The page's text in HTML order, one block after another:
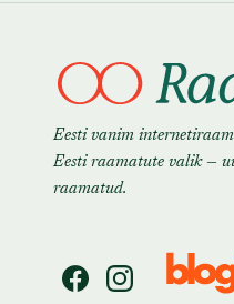
Eesti vanim
Eesti raamatute valik —
raamatud.